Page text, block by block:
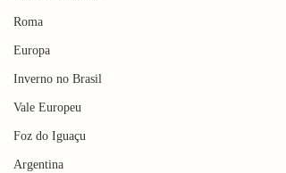
Roma
Europa
Inverno no Brasil
Vale Europeu
Foz do Iguaçu
Argentina